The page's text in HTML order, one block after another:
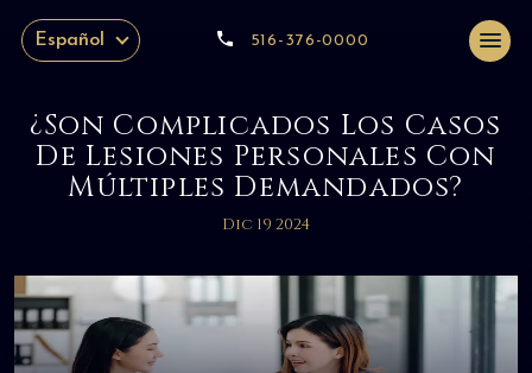
Español 516-376-0000
¿Son Complicados Los Casos
De Lesiones Personales Con
Múltiples Demandados?
Dic 19 2024